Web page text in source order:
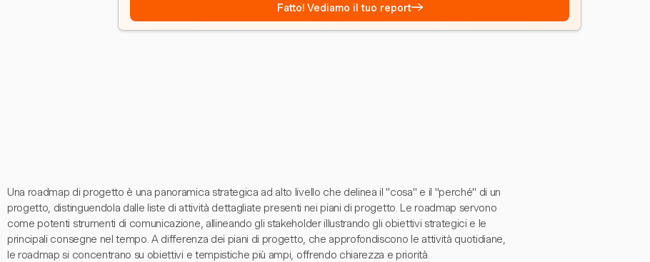
Fatto! Vediamo il tuo report→
Una roadmap di progetto è una panoramica strategica ad alto livello che delinea il "cosa" e il "perché" di un
progetto, distinguendola dalle liste di attività dettagliate presenti nei piani di progetto. Le roadmap servono
come potenti strumenti di comunicazione, allineando gli stakeholder illustrando gli obiettivi strategici e le
principali consegne nel tempo. A differenza dei piani di progetto, che approfondiscono le attività quotidiane,
le roadmap si concentrano su obiettivi e tempistiche più ampi, offrendo chiarezza e priorità.